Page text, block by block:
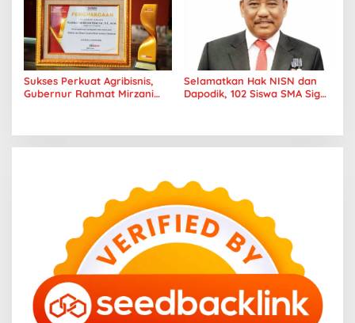
Sukses Perkuat Agribisnis,
Gubernur Rahmat Mirzani
Selamatkan Hak NISN dan
Dapodik, 102 Siswa SMA Siger